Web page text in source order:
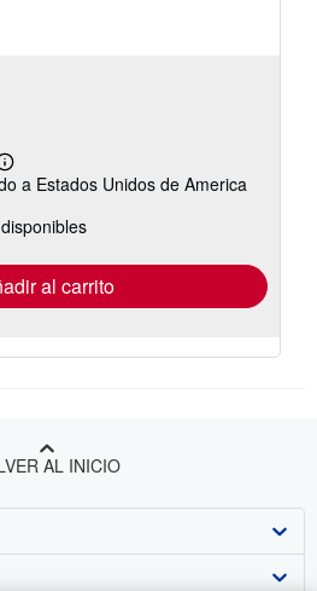
Más
información
las
tarifas
envío
a Estados Unidos de America
al carrito
AL INICIO